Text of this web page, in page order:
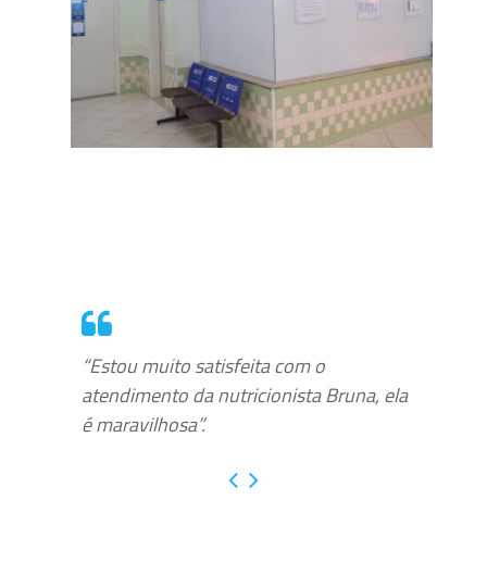
“Estou muito satisfeita com o
atendimento da nutricionista Bruna, ela
é maravilhosa”.